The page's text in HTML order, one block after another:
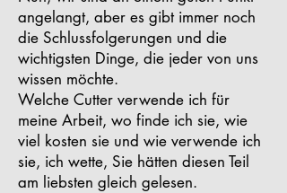
angelangt, aber es gibt immer noch
die Schlussfolgerungen und die
wichtigsten Dinge, die jeder von uns
wissen möchte.
Welche Cutter verwende ich für
meine Arbeit, wo finde ich sie, wie
viel kosten sie und wie verwende ich
sie, ich wette, Sie hätten diesen Teil
am liebsten gleich gelesen.